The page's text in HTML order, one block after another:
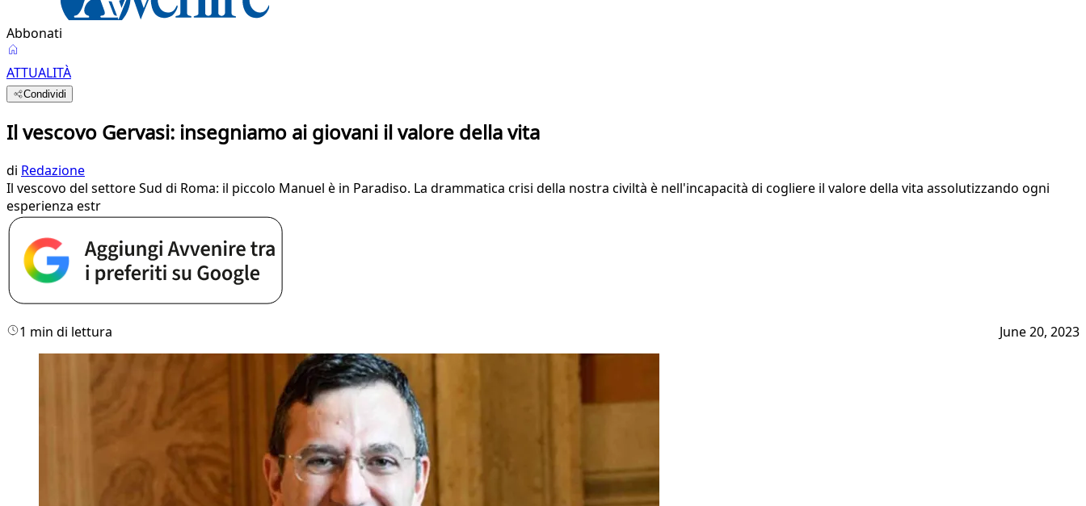
Abbonati
ATTUALITÀ
Condividi
Il vescovo Gervasi: insegniamo ai giovani il valore della vita
di Redazione
Il vescovo del settore Sud di Roma: il piccolo Manuel è in Paradiso. La drammatica crisi della nostra civiltà è nell'incapacità di cogliere il valore della vita assolutizzando ogni
esperienza estr
1 min di lettura June 20, 2023